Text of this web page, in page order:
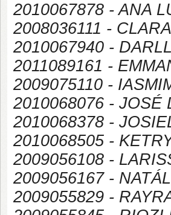
2010067878 - ANA
2008036111 -
2010067940 -
2011089161 -
2009075110 -
2010068076 - JOSÉ
2010068378 -
2010068505 -
2009056108 -
2009056167 -
2009055829 -